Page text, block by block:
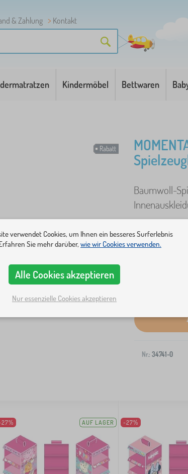
& Zahlung
Kontakt
Kindermöbel Bettwaren
Rabatt
Baumwoll-
Versand an
Nr.: 34741-0
AUF LAGER -27%
verwendet Cookies, um Ihnen ein besseres Surferlebnis
Sie mehr darüber, wie wir Cookies verwenden.
Alle Cookies akzeptieren
Nur essenzielle Cookies akzeptieren